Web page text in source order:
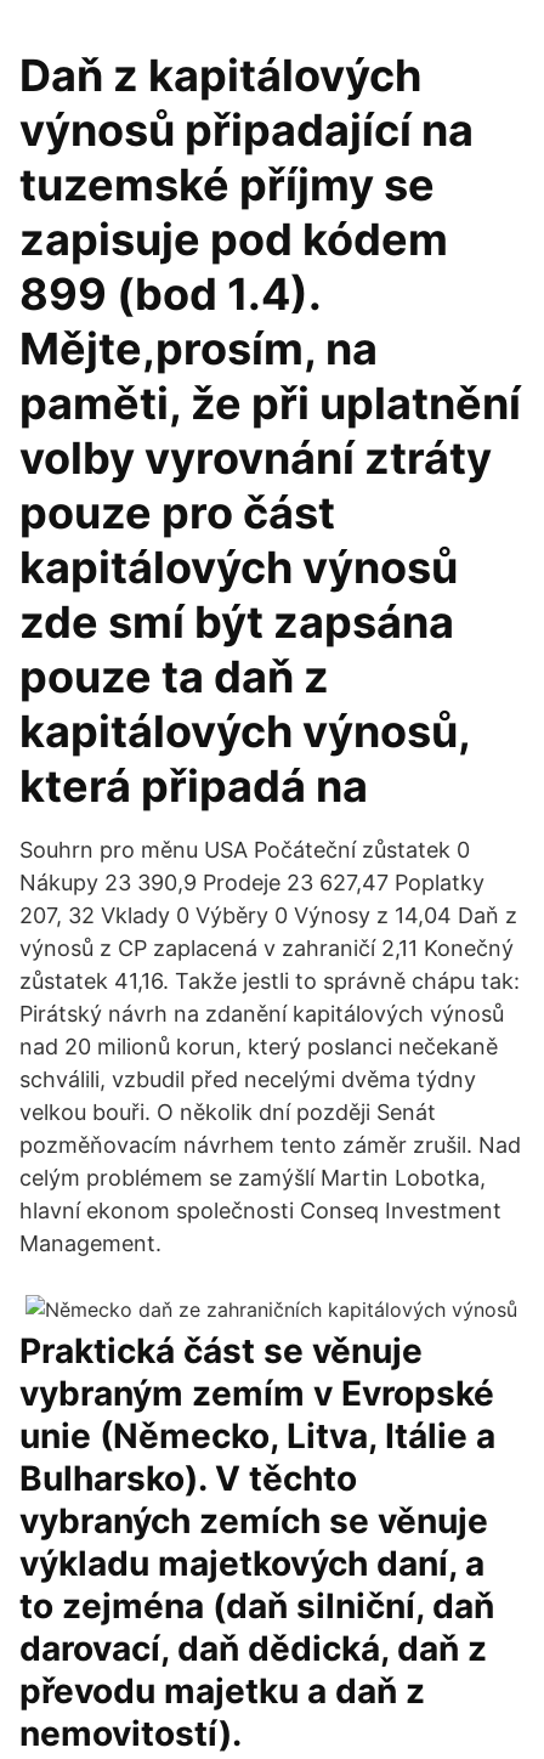
Daň z kapitálových
výnosů připadající na
tuzemské příjmy se
zapisuje pod kódem
899 (bod 1.4).
Mějte,prosím, na
paměti, že při uplatnění
volby vyrovnání ztráty
pouze pro část
kapitálových výnosů
zde smí být zapsána
pouze ta daň z
kapitálových výnosů,
která připadá na
Souhrn pro měnu USA Počáteční zůstatek 0
Nákupy 23 390,9 Prodeje 23 627,47 Poplatky
207, 32 Vklady 0 Výběry 0 Výnosy z 14,04 Daň z
výnosů z CP zaplacená v zahraničí 2,11 Konečný
zůstatek 41,16. Takže jestli to správně chápu tak:
Pirátský návrh na zdanění kapitálových výnosů
nad 20 milionů korun, který poslanci nečekaně
schválili, vzbudil před necelými dvěma týdny
velkou bouři. O několik dní později Senát
pozměňovacím návrhem tento záměr zrušil. Nad
celým problémem se zamýšlí Martin Lobotka,
hlavní ekonom společnosti Conseq Investment
Management.
Praktická část se věnuje
vybraným zemím v Evropské
unie (Německo, Litva, Itálie a
Bulharsko). V těchto
vybraných zemích se věnuje
výkladu majetkových daní, a
to zejména (daň silniční, daň
darovací, daň dědická, daň z
převodu majetku a daň z
nemovitostí).